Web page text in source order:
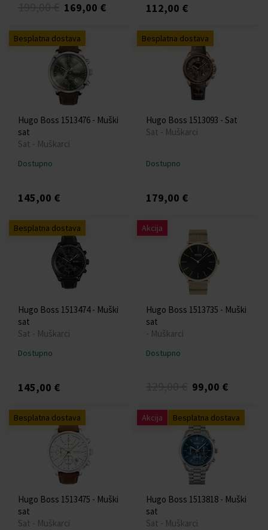
169,00 € 112,00 €
Besplatna dostava
Hugo Boss 1513476 - Muški
sat
Sat - Muškarci
Dostupno
145,00 €
Besplatna dostava
Hugo Boss 1513093 - Sat
Sat - Muškarci
Dostupno
179,00 €
Besplatna dostava
Hugo Boss 1513474 - Muški
sat
Sat - Muškarci
Dostupno
145,00 €
Akcija
Hugo Boss 1513735 - Muški
sat
- Muškarci
Dostupno
99,00 €
Besplatna dostava
Hugo Boss 1513475 - Muški
sat
Sat - Muškarci
Akcija Besplatna dostava
Hugo Boss 1513818 - Muški
sat
Sat - Muškarci